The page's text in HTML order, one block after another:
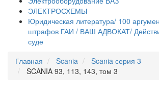
ЭЛЕКТРОСХЕМЫ
Юридическая литература/ 100
штрафов ГАИ / ВАШ АДВОКАТ/
суде
Главная
Scania
Scania серия 3
SCANIA 93, 113, 143, том 3